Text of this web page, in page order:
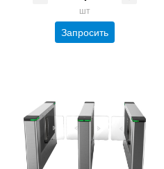
шт
Запросить